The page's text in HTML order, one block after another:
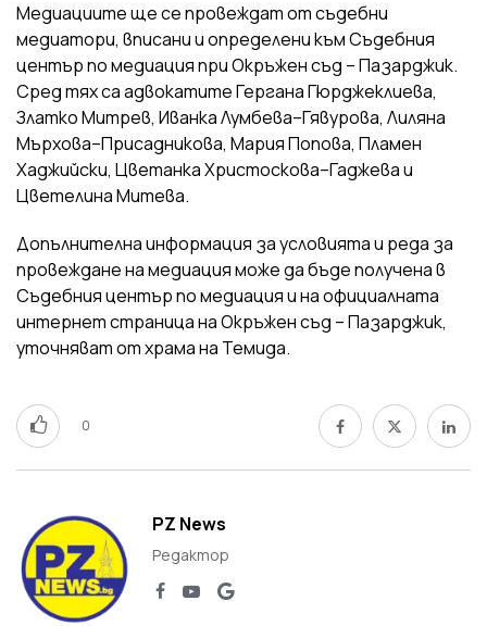
Медиациите ще се провеждат от съдебни
медиатори, вписани и определени към Съдебния
център по медиация при Окръжен съд – Пазарджик.
Сред тях са адвокатите Гергана Гюрджеклиева,
Златко Митрев, Иванка Лумбева–Гявурова, Лиляна
Мърхова–Присадникова, Мария Попова, Пламен
Хаджийски, Цветанка Христоскова–Гаджева и
Цветелина Митева.
Допълнителна информация за условията и реда за
провеждане на медиация може да бъде получена в
Съдебния център по медиация и на официалната
интернет страница на Окръжен съд – Пазарджик,
уточняват от храма на Темида.
0
PZ News
Редактор